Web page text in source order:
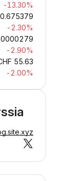
-13.30%
0.675379
-2.30%
-2.90%
55.63
-2.00%